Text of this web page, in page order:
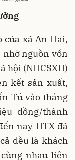
của xã An Hải,
nguồn vốn
hội (NHCSXH)
kết sản xuất,
Tú vào tháng
đồng/thành
nay HTX đã
đều là khách
nhau liên